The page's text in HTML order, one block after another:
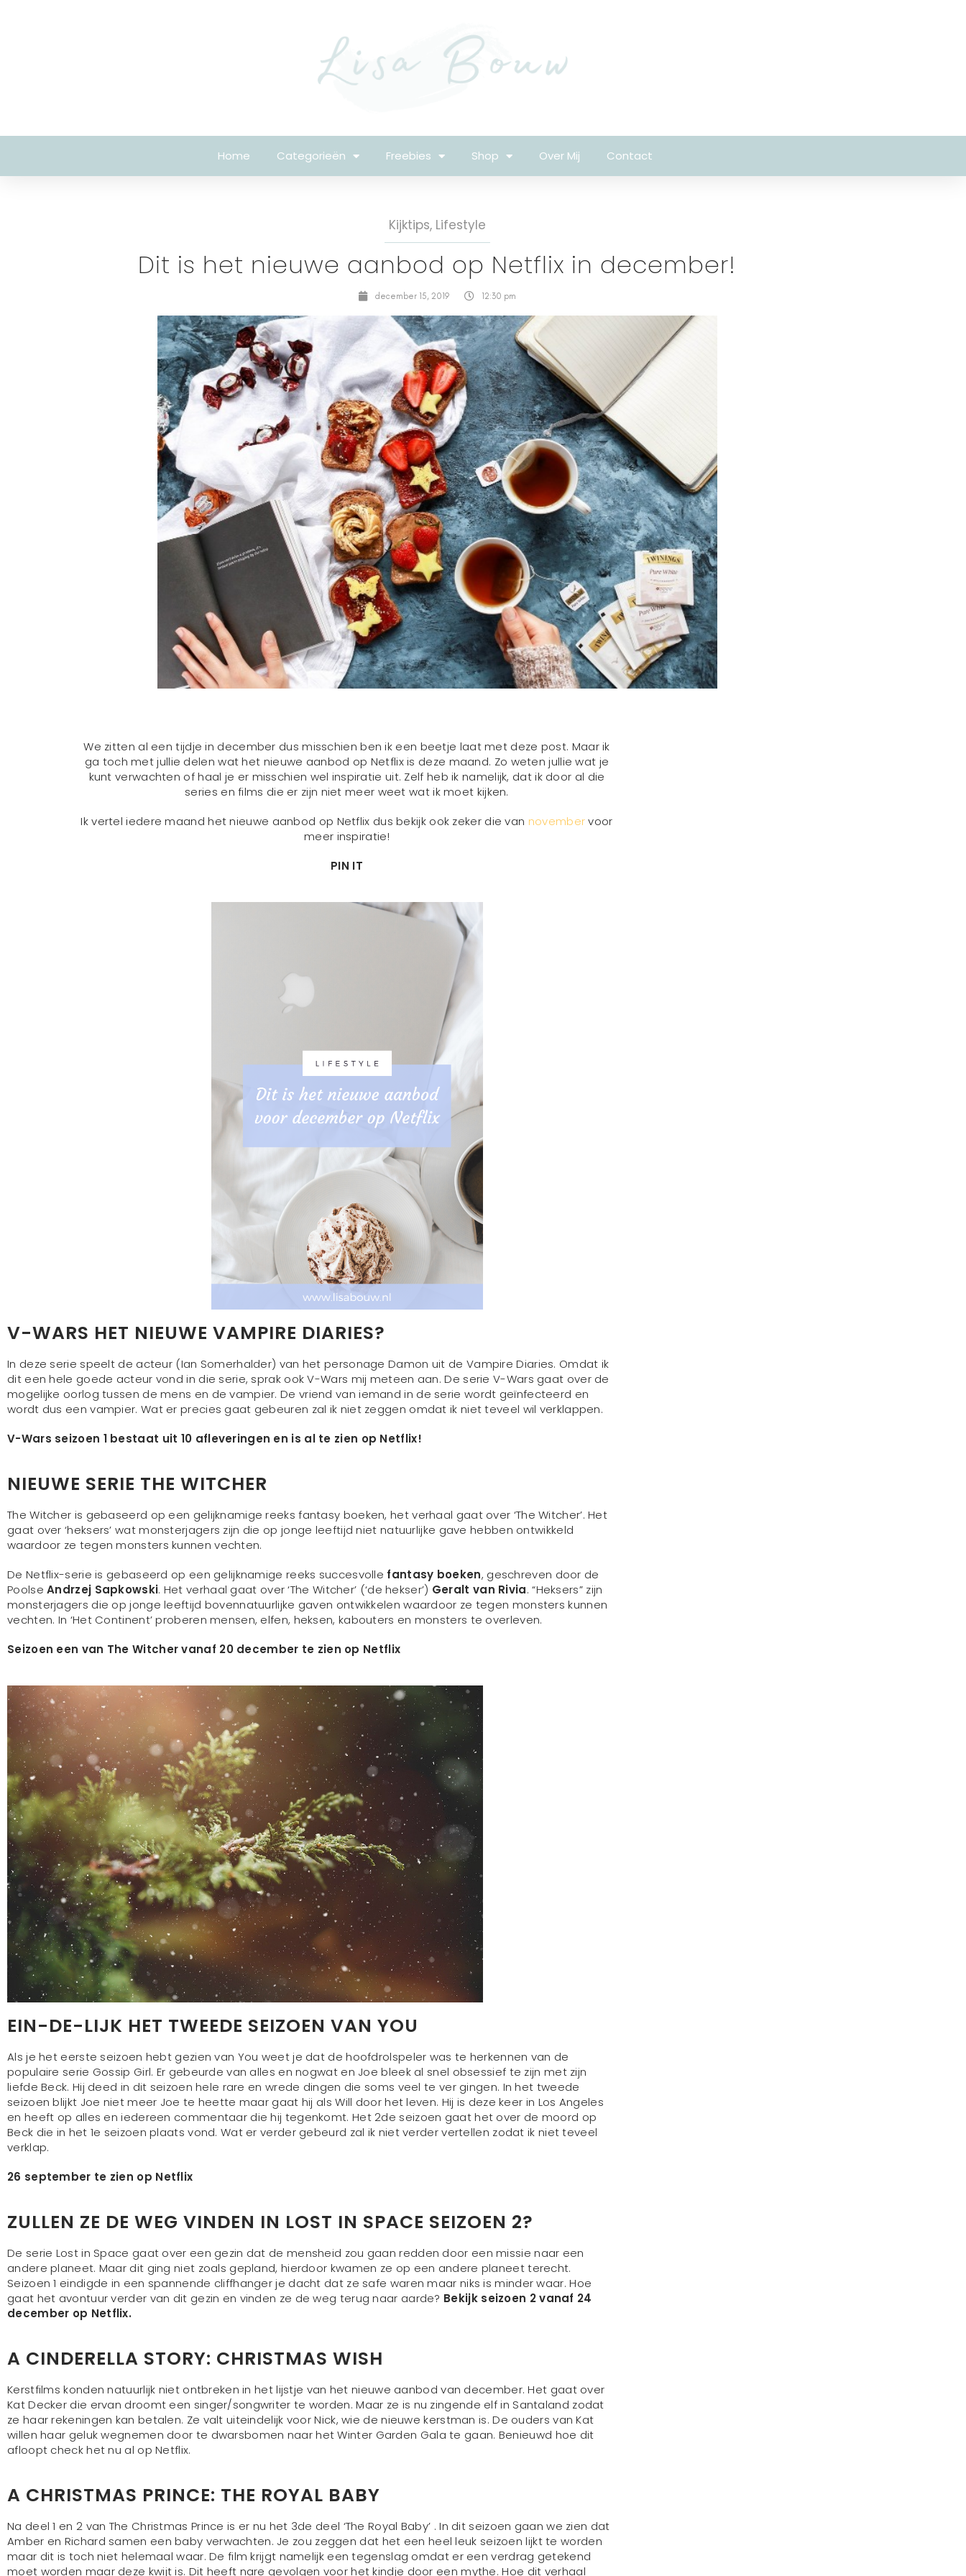
Home Categorieën Freebies Shop Over Mij Contact
Kijktips, Lifestyle
Dit is het nieuwe aanbod op Netflix in december!
december 15, 2019 12:30 pm
We zitten al een tijdje in december dus misschien ben ik een beetje laat met deze post. Maar ik
ga toch met jullie delen wat het nieuwe aanbod op Netflix is deze maand. Zo weten jullie wat je
kunt verwachten of haal je er misschien wel inspiratie uit. Zelf heb ik namelijk, dat ik door al die
series en films die er zijn niet meer weet wat ik moet kijken.
Ik vertel iedere maand het nieuwe aanbod op Netflix dus bekijk ook zeker die van novembervoor
meer inspiratie!
PIN IT
V-WARS HET NIEUWE VAMPIRE DIARIES?
In deze serie speelt de acteur (Ian Somerhalder) van het personage Damon uit de Vampire Diaries. Omdat ik
dit een hele goede acteur vond in die serie, sprak ook V-Wars mij meteen aan. De serie V-Wars gaat over de
mogelijke oorlog tussen de mens en de vampier. De vriend van iemand in de serie wordt geïnfecteerd en
wordt dus een vampier. Wat er precies gaat gebeuren zal ik niet zeggen omdat ik niet teveel wil verklappen.
V-Wars seizoen 1 bestaat uit 10 afleveringen en is al te zien op Netflix!
NIEUWE SERIE THE WITCHER
The Witcher is gebaseerd op een gelijknamige reeks fantasy boeken, het verhaal gaat over ‘The Witcher’. Het
gaat over ‘heksers’ wat monsterjagers zijn die op jonge leeftijd niet natuurlijke gave hebben ontwikkeld
waardoor ze tegen monsters kunnen vechten.
De Netflix-serie is gebaseerd op een gelijknamige reeks succesvolle fantasy boeken, geschreven door de
PoolseAndrzej Sapkowski. Het verhaal gaat over ‘The Witcher’ (‘de hekser’) Geralt van Rivia. “Heksers” zijn
monsterjagers die op jonge leeftijd bovennatuurlijke gaven ontwikkelen waardoor ze tegen monsters kunnen
vechten. In ‘Het Continent’ proberen mensen, elfen, heksen, kabouters en monsters te overleven.
Seizoen een van The Witcher vanaf 20 december te zien op Netflix
EIN-DE-LIJK HET TWEEDE SEIZOEN VAN YOU
Als je het eerste seizoen hebt gezien van You weet je dat de hoofdrolspeler was te herkennen van de
populaire serie Gossip Girl. Er gebeurde van alles en nogwat en Joe bleek al snel obsessief te zijn met zijn
liefde Beck. Hij deed in dit seizoen hele rare en wrede dingen die soms veel te ver gingen. In het tweede
seizoen blijkt Joe niet meer Joe te heette maar gaat hij als Will door het leven. Hij is deze keer in Los Angeles
en heeft op alles en iedereen commentaar die hij tegenkomt. Het 2de seizoen gaat het over de moord op
Beck die in het 1e seizoen plaats vond. Wat er verder gebeurd zal ik niet verder vertellen zodat ik niet teveel
verklap.
26 september te zien op Netflix
ZULLEN ZE DE WEG VINDEN IN LOST IN SPACE SEIZOEN 2?
De serie Lost in Space gaat over een gezin dat de mensheid zou gaan redden door een missie naar een
andere planeet. Maar dit ging niet zoals gepland, hierdoor kwamen ze op een andere planeet terecht.
Seizoen 1 eindigde in een spannende cliffhanger je dacht dat ze safe waren maar niks is minder waar. Hoe
gaat het avontuur verder van dit gezin en vinden ze de weg terug naar aarde? Bekijk seizoen 2 vanaf 24
december op Netflix.
A CINDERELLA STORY: CHRISTMAS WISH
Kerstfilms konden natuurlijk niet ontbreken in het lijstje van het nieuwe aanbod van december. Het gaat over
Kat Decker die ervan droomt een singer/songwriter te worden. Maar ze is nu zingende elf in Santaland zodat
ze haar rekeningen kan betalen. Ze valt uiteindelijk voor Nick, wie de nieuwe kerstman is. De ouders van Kat
willen haar geluk wegnemen door te dwarsbomen naar het Winter Garden Gala te gaan. Benieuwd hoe dit
afloopt check het nu al op Netflix.
A CHRISTMAS PRINCE: THE ROYAL BABY
Na deel 1 en 2 van The Christmas Prince is er nu het 3de deel ‘The Royal Baby’ . In dit seizoen gaan we zien dat
Amber en Richard samen een baby verwachten. Je zou zeggen dat het een heel leuk seizoen lijkt te worden
maar dit is toch niet helemaal waar. De film krijgt namelijk een tegenslag omdat er een verdrag getekend
moet worden maar deze kwijt is. Dit heeft nare gevolgen voor het kindje door een mythe. Hoe dit verhaal